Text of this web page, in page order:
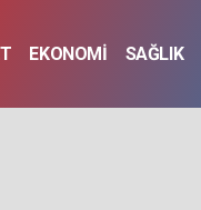
EKONOMİ SAĞLIK